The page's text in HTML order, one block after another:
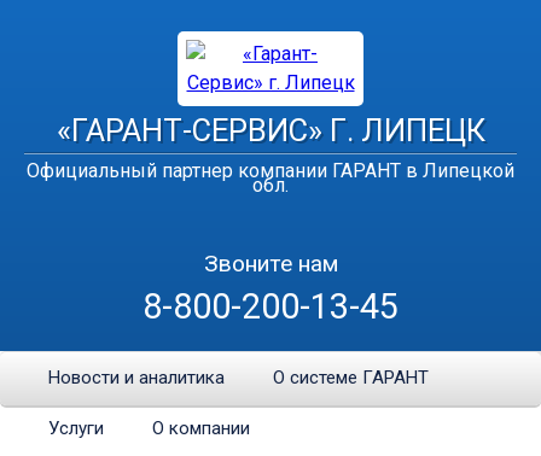
«ГАРАНТ-СЕРВИС» Г. ЛИПЕЦК
Официальный партнер компании ГАРАНТ в Липецкой
обл.
Звоните нам
8-800-200-13-45
Новости и аналитика О системе ГАРАНТ
Услуги О компании